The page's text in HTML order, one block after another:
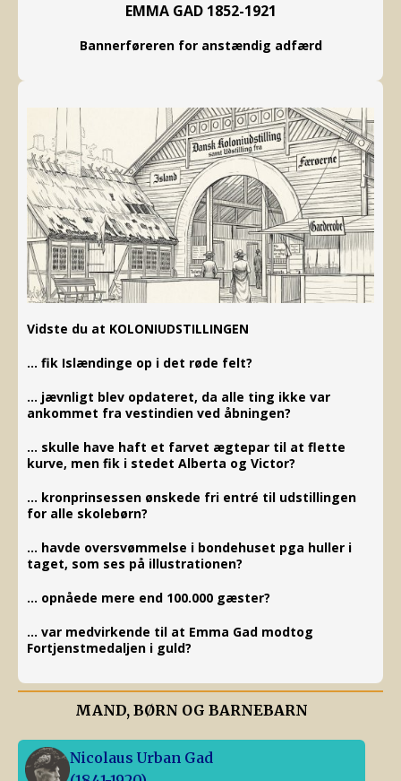
EMMA GAD 1852-1921
Bannerføreren for anstændig adfærd
Vidste du at KOLONIUDSTILLINGEN
… fik Islændinge op i det røde felt?
… jævnligt blev opdateret, da alle ting ikke var
ankommet fra vestindien ved åbningen?
… skulle have haft et farvet ægtepar til at flette
kurve, men fik i stedet Alberta og Victor?
… kronprinsessen ønskede fri entré til udstillingen
for alle skolebørn?
… havde oversvømmelse i bondehuset pga huller i
taget, som ses på illustrationen?
… opnåede mere end 100.000 gæster?
… var medvirkende til at Emma Gad modtog
Fortjenstmedaljen i guld?
MAND, BØRN OG BARNEBARN
Nicolaus Urban Gad